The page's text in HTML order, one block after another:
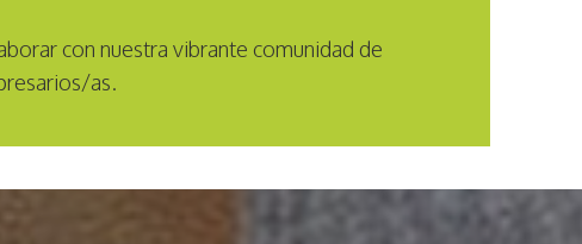
con nuestra vibrante comunidad de
as.